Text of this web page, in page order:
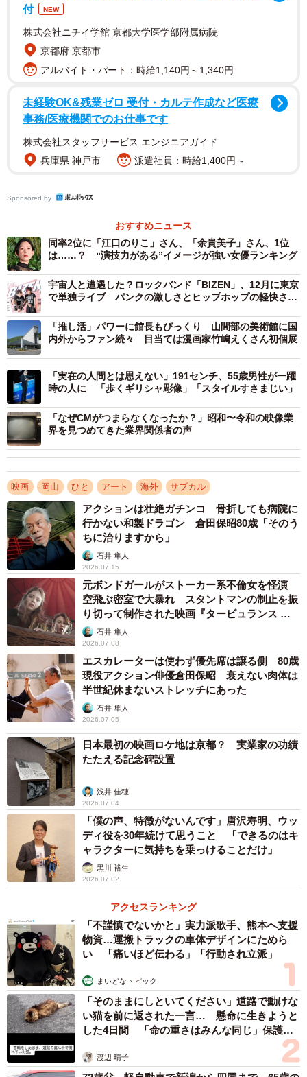
市などの男女11人が所属。「一生青春」を信条に、型にと
らわれない身体表現を追求している。
映画祭は2010年から毎年開催。今年は52カ国の企業や団
とに金、銀賞などが選ばれた。ズンチャチャの金賞2部門は
「ウェブドキュメンタリー」「ライフスタイル・芸術・音
楽・文化」だった。
2/3
金賞を受賞した「ＰＲＯＣＥＳＳＩＯＮ」の一場面
受賞作品のタイトルは前進を表す「PROCESSION（プロ
セッション）」（5分7秒）。風が吹き荒れる砂地でメンバ
ー9人が歩いたりジャンプしたりする様子をモノトーンで捉
えており、地面に倒れ込むシーンが繰り返し登場する。
須原代表は「立ち上げから多くの挫折を味わってきた。
それでも自分たちの信念を貫いた30年を表現したかった」
と語る。
昨年5月に鳥取砂丘で収録。不安定な砂上でのパフォーマ
ンスに慣れるため、倉敷市の沙美海岸で半年間練習して臨
んだという。撮影、編集、監督は写真家の木村琢磨さん＝
岡山市＝に依頼。映画祭も木村さんの提案で出品した。
金賞を受賞した「ＰＲＯＣＥＳＳＩＯＮ」の一場面
授賞式が今年9月末にフランスであり、須原代表らが出
席。金賞作品から選ばれる最高賞グランプリは逃したもの
の、他の受賞者から「純粋な映像美に感銘を受けた」と称
さらに広げたい」と話している。
受賞作品は来年2月6～8日、ディレクターズカット版など
とともに倉敷市芸文館（同市中央）で上映される。問い合
わせは主催の市文化振興財団（086―434―0505）。
付
NEW
株式会社ニチイ学館 京都大学医学部附属病院
京都府 京都市
アルバイト・パート：時給1,140円～1,340円
未経験OK&残業ゼロ 受付・カルテ作成など医療
事務/医療機関でのお仕事です
株式会社スタッフサービス エンジニアガイド
兵庫県 神戸市
派遣社員：時給1,400円～
Sponsored by
おすすめニュース
同率2位に「江口のりこ」さん、「余貴美子」さん、1位
は……？ “演技力がある”イメージが強い女優ランキング
宇宙人と遭遇した？ロックバンド「BIZEN」、12月に東京
で単独ライブ パンクの激しさとヒップホップの軽快さで
「推し活」パワーに館長もびっくり 山間部の美術館に国
内外からファン続々 目当ては漫画家竹嶋えくさん初個展
「実在の人間とは思えない」191センチ、55歳男性が一躍
時の人に 「歩くギリシャ彫像」「スタイルすさまじい」
「なぜCMがつまらなくなったか？」昭和〜令和の映像業
界を見つめてきた業界関係者の声
映画 岡山 ひと アート 海外 サブカル
アクションは壮絶ガチンコ 骨折しても病院に
行かない和製ドラゴン 倉田保昭80歳「そのう
ちに治りますから」
石井 隼人
2026.07.15
元ボンドガールがストーカー系不倫女を怪演
空飛ぶ密室で大暴れ スタントマンの制止を振
り切って制作された映画『タービュランス 絶
空16000フィート』
石井 隼人
2026.07.08
エスカレーターは使わず優先席は譲る側 80歳
現役アクション俳優倉田保昭 衰えない肉体は
半世紀休まないストレッチにあった
石井 隼人
2026.07.05
日本最初の映画ロケ地は京都？ 実業家の功績
たたえる記念碑設置
浅井 佳穂
2026.07.04
「僕の声、特徴がないんです」唐沢寿明、ウッ
ディ役を30年続けて思うこと 「できるのはキ
ャラクターに気持ちを乗っけることだけ」
黒川 裕生
2026.07.02
アクセスランキング
「不謹慎でないかと」実力派歌手、熊本へ支援
物資…運搬トラックの車体デザインにためら
い 「痛いほど伝わる」「行動され立派」
まいどなトピック
「そのままにしといてください」道路で動けな
い猫を前に返された一言… 懸命に生きようと
した4日間 「命の重さはみんな同じ」保護団
渡辺 晴子